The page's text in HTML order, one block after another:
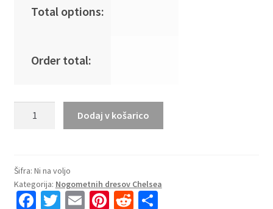
Total options:
Order total:
Chelsea
Domači
2025-
Dodaj v košarico
Šifra: Ni na voljo
Kategorija: Nogometnih dresov Chelsea
Fa T E Pi R S